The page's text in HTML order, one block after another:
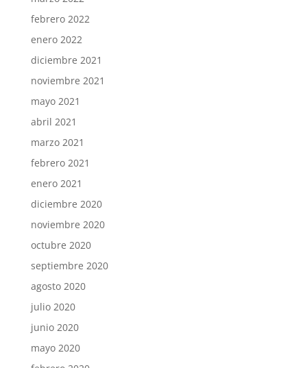
febrero 2022
enero 2022
diciembre 2021
noviembre 2021
mayo 2021
abril 2021
marzo 2021
febrero 2021
enero 2021
diciembre 2020
noviembre 2020
octubre 2020
septiembre 2020
agosto 2020
julio 2020
junio 2020
mayo 2020